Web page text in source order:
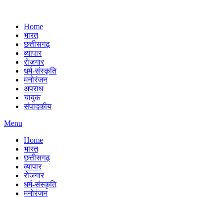
Home
भारत
छत्तीसगढ़
व्यापार
रोजगार
धर्म-संस्कृति
मनोरंजन
अपराध
चाबुक
संपादकीय
Menu
Home
भारत
छत्तीसगढ़
व्यापार
रोजगार
धर्म-संस्कृति
मनोरंजन